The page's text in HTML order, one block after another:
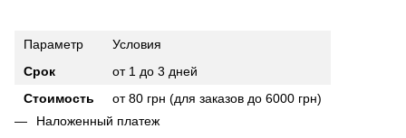
Параметр
Условия
Срок
от 1 до 3 дней
Стоимость
от 80 грн (для заказов до 6000 грн)
Наложенный платеж